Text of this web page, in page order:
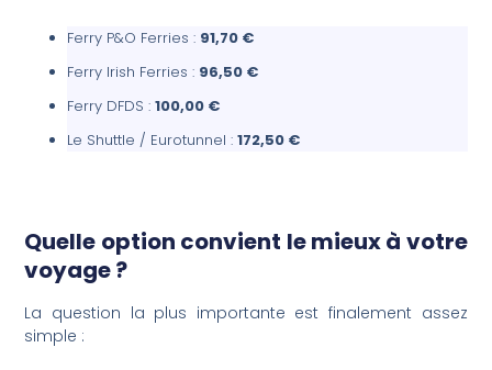
Ferry P&O Ferries : 91,70 €
Ferry Irish Ferries : 96,50 €
Ferry DFDS :100,00 €
Le Shuttle / Eurotunnel :172,50 €
Quelle option convient le mieux à votre
voyage ?
La question la plus importante est finalement assez
simple :